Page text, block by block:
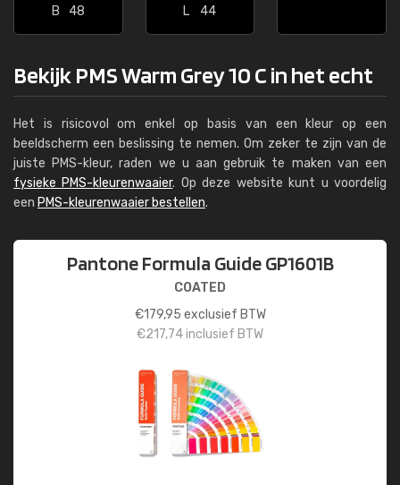
B
48
L
44
Bekijk PMS Warm Grey 10 C in het echt
Het is risicovol om enkel op basis van een kleur op een
beeldscherm een beslissing te nemen. Om zeker te zijn van de
juiste PMS-kleur, raden we u aan gebruik te maken van een
fysieke PMS-kleurenwaaier. Op deze website kunt u voordelig
een PMS-kleurenwaaier bestellen.
Pantone Formula Guide GP1601B
COATED
€179,95 exclusief BTW
€217,74inclusief BTW